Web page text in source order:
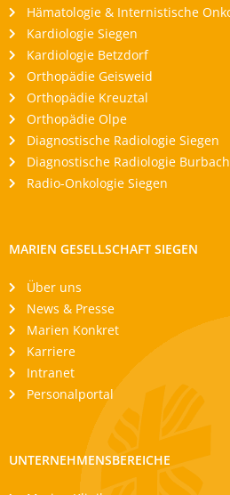
Hämatologie & Internistische
Kardiologie Siegen
Kardiologie Betzdorf
Orthopädie Geisweid
Orthopädie Kreuztal
Orthopädie Olpe
Diagnostische Radiologie Siegen
Diagnostische Radiologie Burbach
Radio-Onkologie Siegen
MARIEN GESELLSCHAFT SIEGEN
Über uns
News & Presse
Marien Konkret
Karriere
Intranet
Personalportal
UNTERNEHMENSBEREICHE